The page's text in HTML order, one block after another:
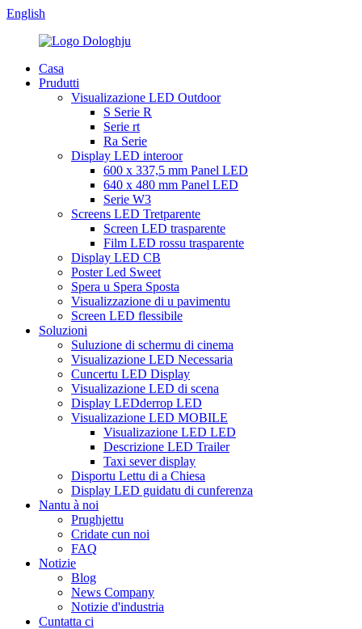
English
Casa
Prudutti
Visualizazione LED Outdoor
S Serie R
Serie rt
Ra Serie
Display LED interoor
600 x 337,5 mm Panel LED
640 x 480 mm Panel LED
Serie W3
Screens LED Tretparente
Screen LED trasparente
Film LED rossu trasparente
Display LED CB
Poster Led Sweet
Spera u Spera Sposta
Visualizzazione di u pavimentu
Screen LED flessibile
Soluzioni
Suluzione di schermu di cinema
Visualizazione LED Necessaria
Cuncertu LED Display
Visualizazione LED di scena
Display LEDderrop LED
Visualizazione LED MOBILE
Visualizazione LED LED
Descrizione LED Trailer
Taxi sever display
Disportu Lettu di a Chiesa
Display LED guidatu di cunferenza
Nantu à noi
Prughjettu
Cridate cun noi
FAQ
Notizie
Blog
News Company
Notizie d'industria
Cuntatta ci